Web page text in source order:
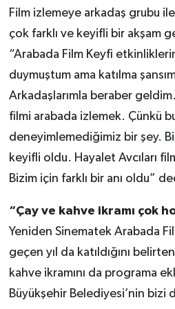
Film izlemeye arkadaş grubu
çok farklı ve keyifli bir akşam
“Arabada Film Keyfi
duymuştum ama katılma
Arkadaşlarımla beraber
filmi arabada izlemek. Çünkü
deneyimlemediğimiz bir şey.
keyifli oldu. Hayalet Avcıları
Bizim için farklı bir anı oldu”
“Çay ve kahve ikramı çok
Yeniden Sinematek Arabada
geçen yıl da katıldığını
kahve ikramını da programa
Büyükşehir Belediyesi’nin bizi